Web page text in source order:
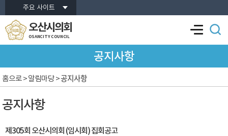
본문바로가기주요 사이트
오산시의회
OSANCITY COUNCIL
공지사항
공지사항
홈으로> 알림마당 >공지사항
제305회 오산시의회 (임시회) 집회공고